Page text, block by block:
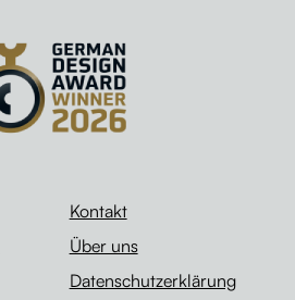
Kontakt
Über uns
Datenschutzerklärung